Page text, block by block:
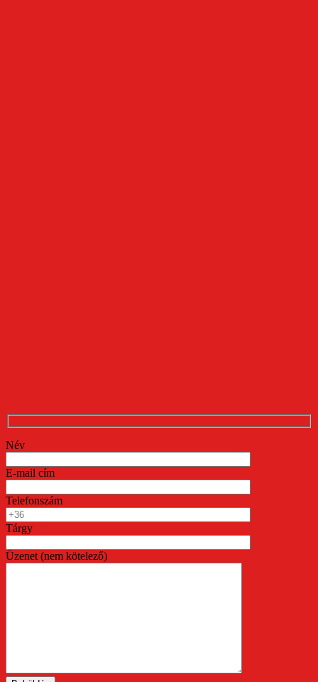
Név
E-mail cím
Telefonszám
Tárgy
Üzenet (nem kötelező)